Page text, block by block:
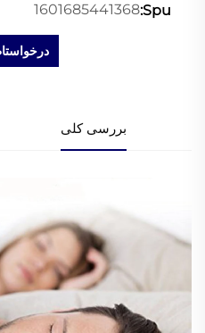
Spu:
1601685441368
بررسی کلی